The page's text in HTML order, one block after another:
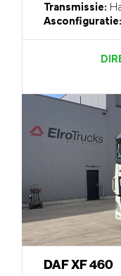
Transmissie:
Asconfiguratie:
DAF XF 460